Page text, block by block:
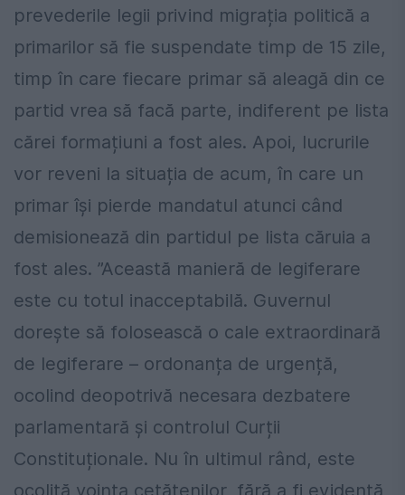
prevederile legii privind migrația politică a
primarilor să fie suspendate timp de 15 zile,
timp în care fiecare primar să aleagă din ce
partid vrea să facă parte, indiferent pe lista
cărei formațiuni a fost ales. Apoi, lucrurile
vor reveni la situația de acum, în care un
primar își pierde mandatul atunci când
demisionează din partidul pe lista căruia a
fost ales. ”Această manieră de legiferare
este cu totul inacceptabilă. Guvernul
dorește să folosească o cale extraordinară
de legiferare – ordonanța de urgență,
ocolind deopotrivă necesara dezbatere
parlamentară și controlul Curții
Constituționale. Nu în ultimul rând, este
ocolită voința cetățenilor, fără a fi evidentă